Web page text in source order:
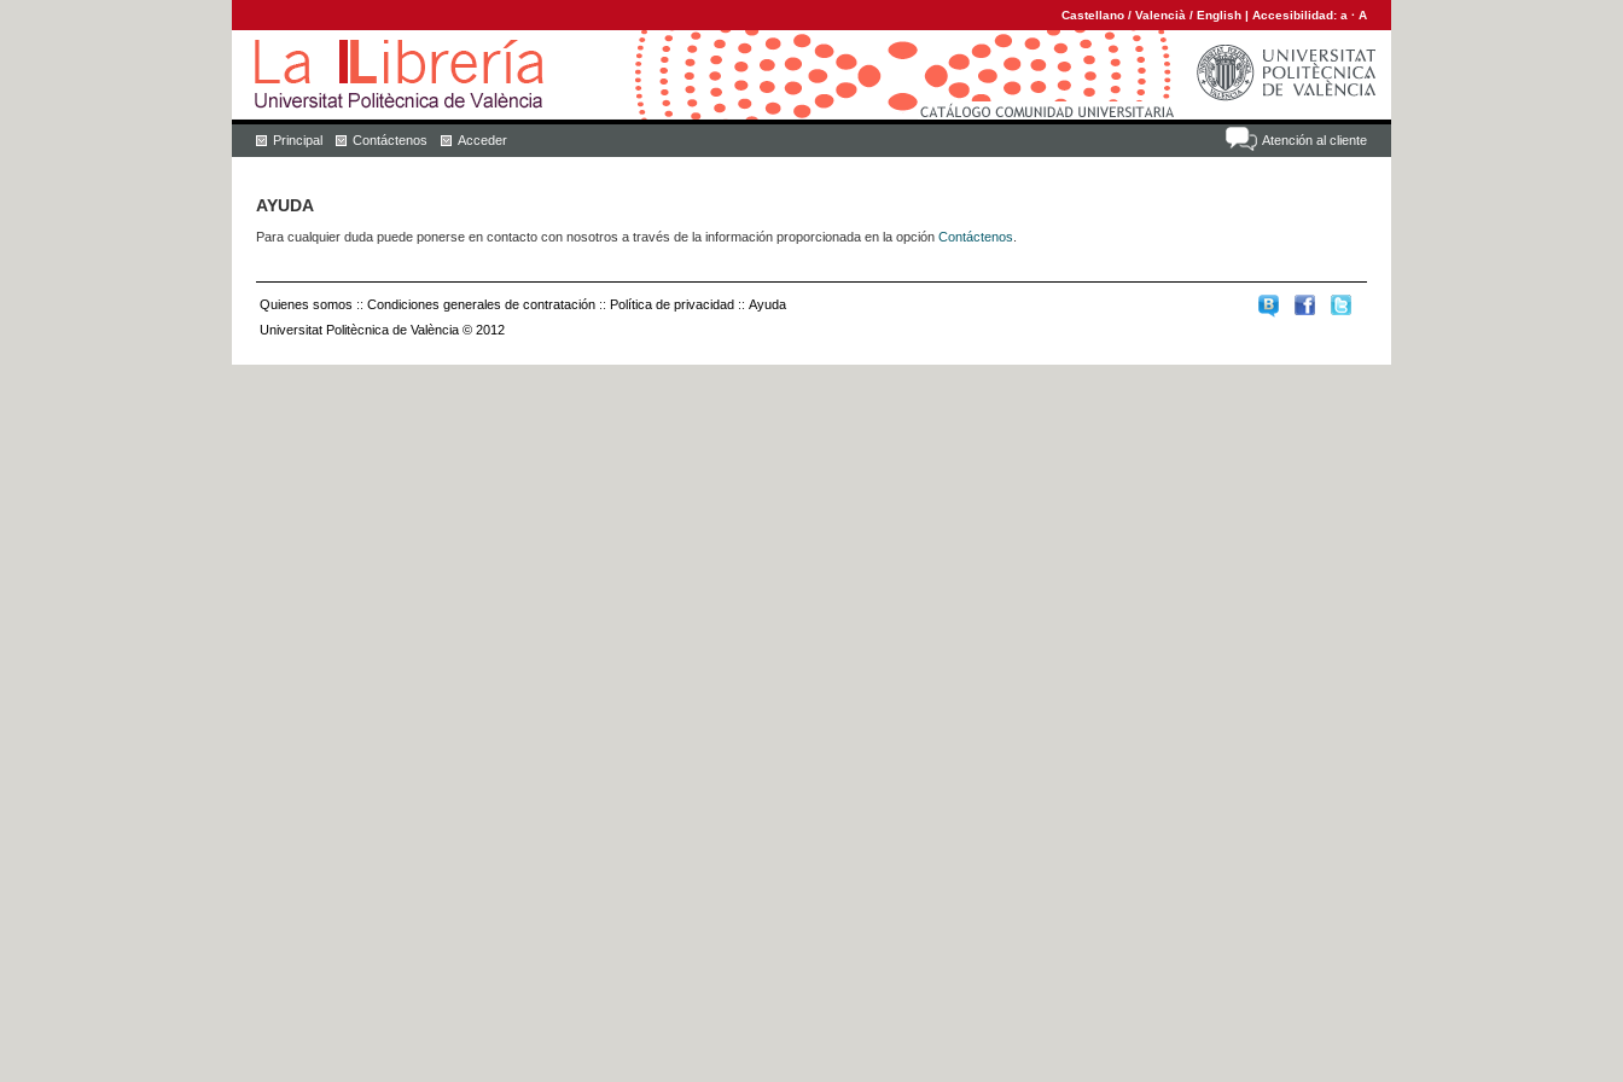
Castellano / Valencià / English | Accesibilidad: a · A
Atención al cliente
Principal Contáctenos Acceder
AYUDA
Para cualquier duda puede ponerse en contacto con nosotros a través de la información proporcionada en la opción Contáctenos
Quienes somos :: Condiciones generales de contratación :: Política de privacidad :: Ayuda
Universitat Politècnica de València © 2012